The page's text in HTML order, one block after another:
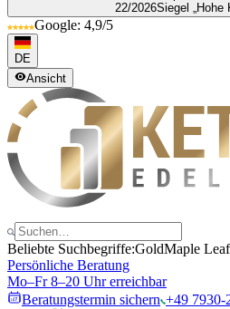
22/2026Siegel „Hohe
Google: 4,9/5
DE
Ansicht
Beliebte Suchbegriffe:GoldMaple Leaf
Persönliche Beratung
Mo–Fr 8–20 Uhr erreichbar
Beratungstermin sichern +49 7930-